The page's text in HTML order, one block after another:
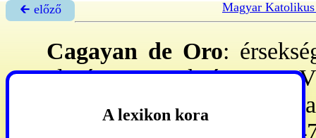
🡰 előző Magyar
Cagayan de Oro:
alapított püspökség 1951.
Malaybalay, Surigao,
786.000 h, 45 pb, 39 ep,
A lexikon kora